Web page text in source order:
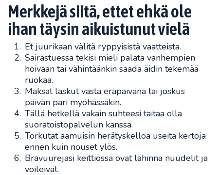
Merkkejä siitä, ettet ehkä ole
ihan täysin aikuistunut vielä
Et juurikaan välitä ryppyisistä vaatteista.
Sairastuessa tekisi mieli palata vanhempien
hoivaan tai vähintäänkin saada äidin tekemää
ruokaa.
Maksat laskut vasta eräpäivänä tai joskus
päivän pari myöhässäkin.
Tällä hetkellä vakain suhteesi taitaa olla
suoratoistopalvelun kanssa.
Torkutat aamuisin herätyskelloa useita kertoja
ennen kuin nouset ylös.
Bravuurejasi keittiössä ovat lähinnä nuudelit ja
voileivät.